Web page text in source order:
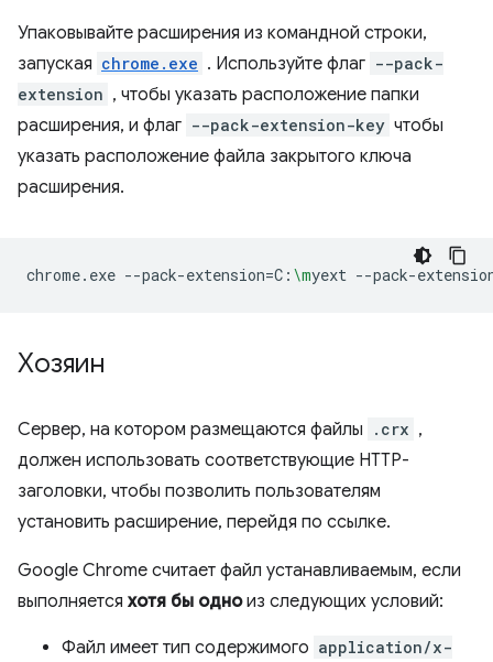
Упаковывайте расширения из командной строки,
запуская chrome.exe . Используйте флаг --pack-
extension , чтобы указать расположение папки
расширения, и флаг --pack-extension-key чтобы
указать расположение файла закрытого ключа
расширения.
chrome.exe --pack-extension=C: \myext --pack-
Хозяин
Сервер, на котором размещаются файлы .crx ,
должен использовать соответствующие HTTP-
заголовки, чтобы позволить пользователям
установить расширение, перейдя по ссылке.
Google Chrome считает файл устанавливаемым, если
выполняется хотя бы одноиз следующих условий:
Файл имеет тип содержимого application/x-